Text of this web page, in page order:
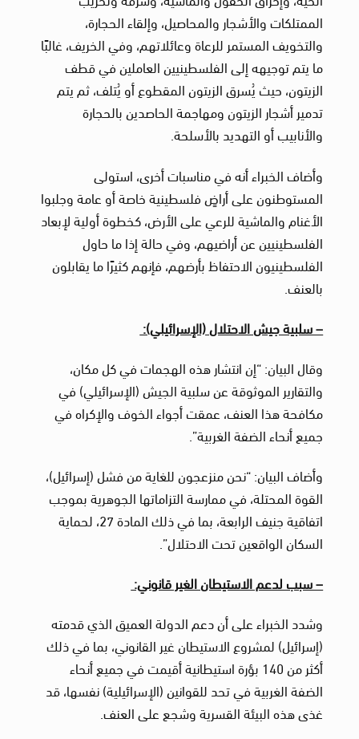
الممتلكات والأشجار والمحاصيل، وإلقاء الحجارة،
والتخويف المستمر للرعاة وعائلاتهم، وفي الخريف، غالبًا
ما يتم توجيهه إلى الفلسطينيين العاملين في قطف
الزيتون، حيث يُسرق الزيتون المقطوع أو يُتلف، ثم يتم
تدمير أشجار الزيتون ومهاجمة الحاصدين بالحجارة
والأنابيب أو التهديد بالأسلحة.
وأضاف الخبراء أنه في مناسبات أخرى، استولى
المستوطنون على أراضٍ فلسطينية خاصة أو عامة وجلبوا
الأغنام والماشية للرعي على الأرض، كخطوة أولية لإبعاد
الفلسطينيين عن أراضيهم، وفي حالة إذا ما حاول
الفلسطينيون الاحتفاظ بأرضهم، فإنهم كثيرًا ما يقابلون
بالعنف.
– سلبية جيش الاحتلال (الإسرائيلي):
وقال البيان: “إن انتشار هذه الهجمات في كل مكان،
والتقارير الموثوقة عن سلبية الجيش (الإسرائيلي) في
مكافحة هذا العنف، عمقت أجواء الخوف والإكراه في
جميع أنحاء الضفة الغربية”.
وأضاف البيان: “نحن منزعجون للغاية من فشل (إسرائيل)،
القوة المحتلة، في ممارسة التزاماتها الجوهرية بموجب
اتفاقية جنيف الرابعة، بما في ذلك المادة 27، لحماية
السكان الواقعين تحت الاحتلال”.
– سبب لدعم الاستيطان الغير قانوني:
وشدد الخبراء على أن دعم الدولة العميق الذي قدمته
(إسرائيل) لمشروع الاستيطان غير القانوني، بما في ذلك
أكثر من 140 بؤرة استيطانية أقيمت في جميع أنحاء
الضفة الغربية في تحد للقوانين (الإسرائيلية) نفسها، قد
غذى هذه البيئة القسرية وشجع على العنف.